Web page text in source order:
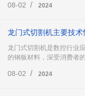
单地介绍一下。
08-02 / 2024
龙门式切割机主要技
龙门式切割机是数控行业
的钢板材料，深受消费者
了解一下吧。
08-02 / 2024